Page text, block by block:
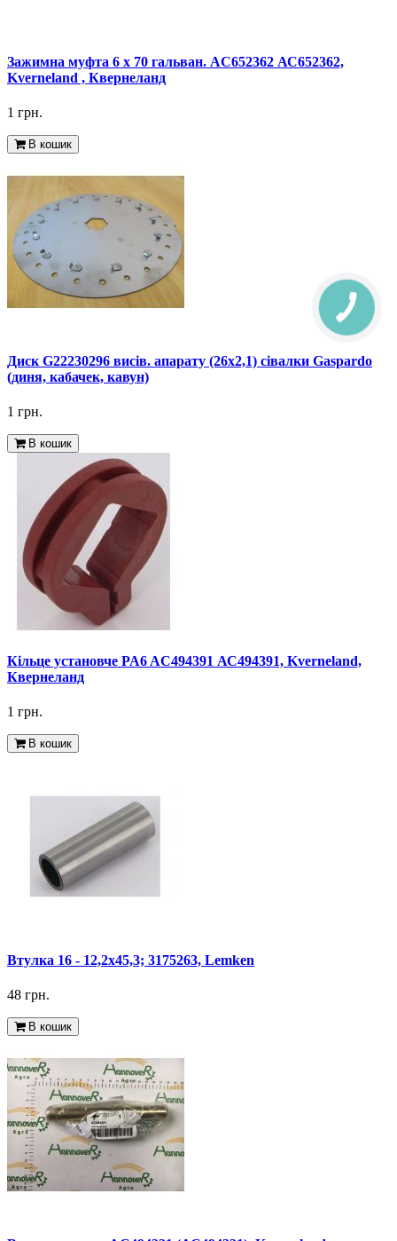
Зажимна муфта 6 x 70 гальван. AC652362 АС652362,
Kverneland , Квернеланд
1 грн.
В кошик
Диск G22230296 висів. апарату (26х2,1) сівалки Gaspardo
(диня, кабачек, кавун)
1 грн.
В кошик
Кільце установче PA6 AC494391 АС494391, Kverneland,
Квернеланд
1 грн.
В кошик
Втулка 16 - 12,2x45,3; 3175263, Lemken
48 грн.
В кошик